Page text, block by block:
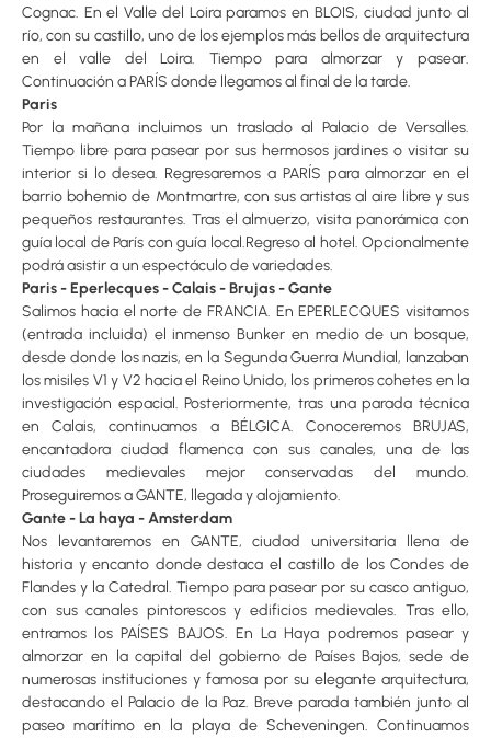
Cognac. En el Valle del Loira paramos en BLOIS, ciudad junto al
río, con su castillo, uno de los ejemplos más bellos de arquitectura
en el valle del Loira. Tiempo para almorzar y pasear.
Continuación a PARÍS donde llegamos al final de la tarde.
Paris
Por la mañana incluimos un traslado al Palacio de Versalles.
Tiempo libre para pasear por sus hermosos jardines o visitar su
interior si lo desea. Regresaremos a PARÍS para almorzar en el
barrio bohemio de Montmartre, con sus artistas al aire libre y sus
pequeños restaurantes. Tras el almuerzo, visita panorámica con
guía local de París con guía local.Regreso al hotel. Opcionalmente
podrá asistir a un espectáculo de variedades.
Paris - Eperlecques - Calais - Brujas - Gante
Salimos hacia el norte de FRANCIA. En EPERLECQUES visitamos
(entrada incluida) el inmenso Bunker en medio de un bosque,
desde donde los nazis, en la Segunda Guerra Mundial, lanzaban
los misiles V1 y V2 hacia el Reino Unido, los primeros cohetes en la
investigación espacial. Posteriormente, tras una parada técnica
en Calais, continuamos a BÉLGICA. Conoceremos BRUJAS,
encantadora ciudad flamenca con sus canales, una de las
ciudades medievales mejor conservadas del mundo.
Proseguiremos a GANTE, llegada y alojamiento.
Gante - La haya - Amsterdam
Nos levantaremos en GANTE, ciudad universitaria llena de
historia y encanto donde destaca el castillo de los Condes de
Flandes y la Catedral. Tiempo para pasear por su casco antiguo,
con sus canales pintorescos y edificios medievales. Tras ello,
entramos los PAÍSES BAJOS. En La Haya podremos pasear y
almorzar en la capital del gobierno de Países Bajos, sede de
numerosas instituciones y famosa por su elegante arquitectura,
destacando el Palacio de la Paz. Breve parada también junto al
paseo marítimo en la playa de Scheveningen. Continuamos